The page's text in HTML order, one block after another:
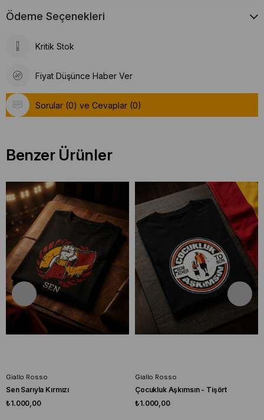
Ödeme Seçenekleri
Kritik Stok
Fiyat Düşünce Haber Ver
Sorular (0) ve Cevaplar (0)
Benzer Ürünler
Giallo Rosso
Sen Sarıyla Kırmızı
₺1.000,00
Giallo Rosso
Çocukluk Aşkımsın - Tişört
₺1.000,00